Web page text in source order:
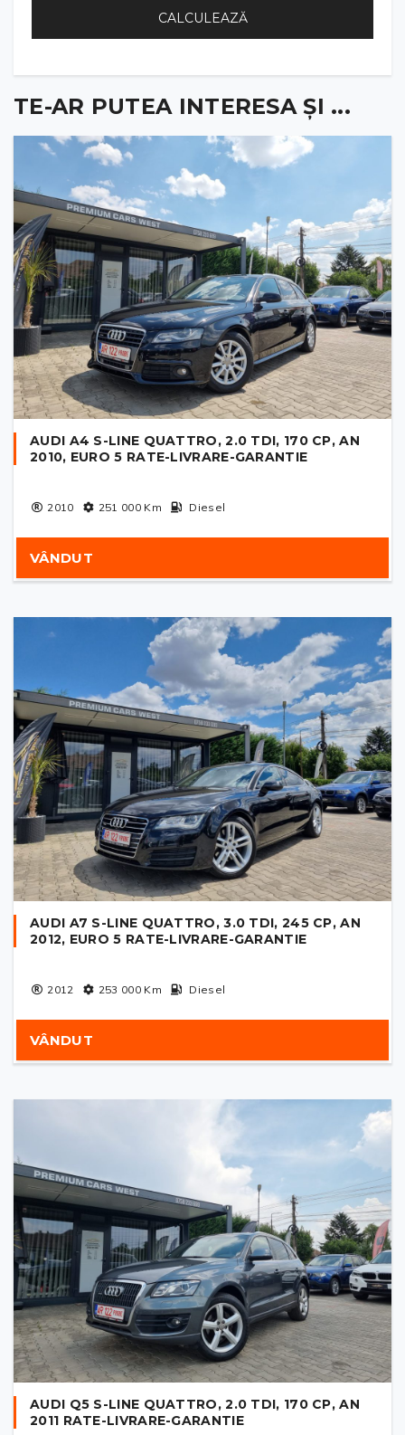
CALCULEAZĂ
TE-AR PUTEA INTERESA ȘI ...
AUDI A4 S-LINE QUATTRO, 2.0 TDI, 170 CP, AN
2010, EURO 5 RATE-LIVRARE-GARANTIE
2010 251 000Km Diesel
VÂNDUT
AUDI A7 S-LINE QUATTRO, 3.0 TDI, 245 CP, AN
2012, EURO 5 RATE-LIVRARE-GARANTIE
2012 253 000Km Diesel
VÂNDUT
AUDI Q5 S-LINE QUATTRO, 2.0 TDI, 170 CP, AN
2011 RATE-LIVRARE-GARANTIE